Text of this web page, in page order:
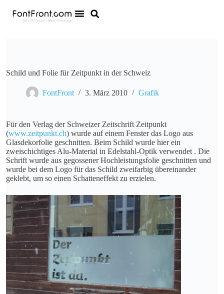
Schild und Folie für Zeitpunkt in der Schweiz
FontFront 3. März 2010 Grafik
Für den Verlag der Schweizer Zeitschrift Zeitpunkt
(www.zeitpunkt.ch) wurde auf einem Fenster das Logo aus
Glasdekorfolie geschnitten. Beim Schild wurde hier ein
zweischichtiges Alu-Material in Edelstahl-Optik verwendet . Die
Schrift wurde aus gegossener Hochleistungsfolie geschnitten und
wurde bei dem Logo für das Schild zweifarbig übereinander
geklebt, um so einen Schatteneffekt zu erzielen.